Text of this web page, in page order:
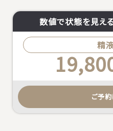
数値で状態を見え
精
ご予